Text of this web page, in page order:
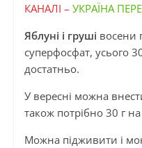
КАНАЛІ – УКРАЇНА
Яблуні і груші восени
cyперфосфат, усього
достатньо.
У вересні можна
також потрібно 30 г
Можна підживити і